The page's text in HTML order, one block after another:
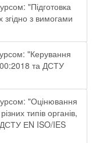
"Підготовка
згідно з вимогами
"Керування
та ДСТУ
"Оцінювання
типів органів,
ДСТУ ЕN ISO/IES